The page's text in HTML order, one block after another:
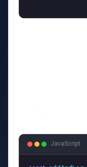
JavaScript